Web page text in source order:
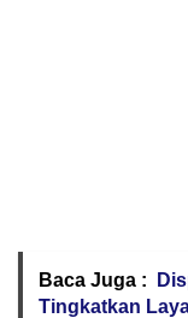
Baca Juga :
Tingkatkan